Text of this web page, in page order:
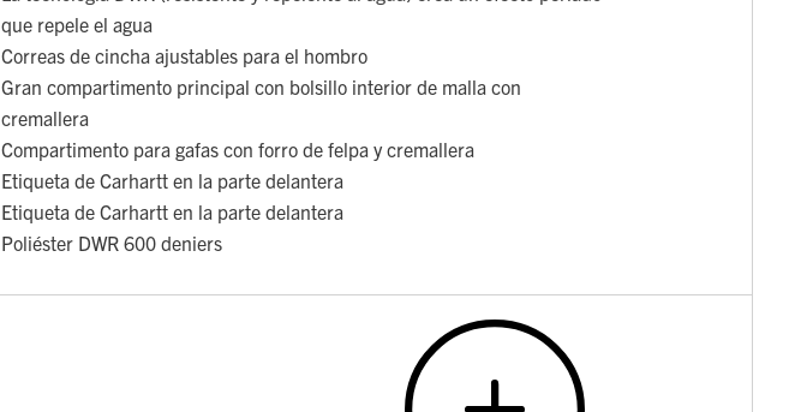
que repele el agua
Correas de cincha ajustables para el hombro
Gran compartimento principal con bolsillo interior de malla con
cremallera
Compartimento para gafas con forro de felpa y cremallera
Etiqueta de Carhartt en la parte delantera
Etiqueta de Carhartt en la parte delantera
Poliéster DWR 600 deniers